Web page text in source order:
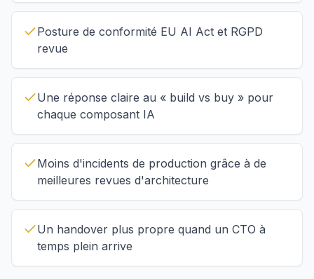
Posture de conformité EU AI Act et RGPD
revue
Une réponse claire au « build vs buy » pour
chaque composant IA
Moins d'incidents de production grâce à de
meilleures revues d'architecture
Un handover plus propre quand un CTO à
temps plein arrive